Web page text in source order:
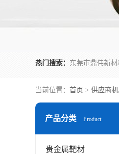
热门搜索：
当前位置： 首页 > 供应商机
产品分类 Product
贵金属靶材